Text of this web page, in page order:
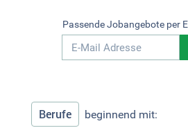
Passende Jobangebote per
Berufe beginnend mit: